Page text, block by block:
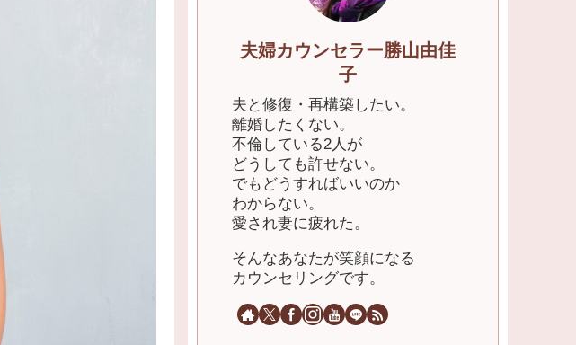
夫婦カウンセラー勝山由佳
子
夫と修復・再構築したい。
離婚したくない。
不倫している2人が
どうしても許せない。
でもどうすればいいのか
わからない。
愛され妻に疲れた。
そんなあなたが笑顔になる
カウンセリングです。